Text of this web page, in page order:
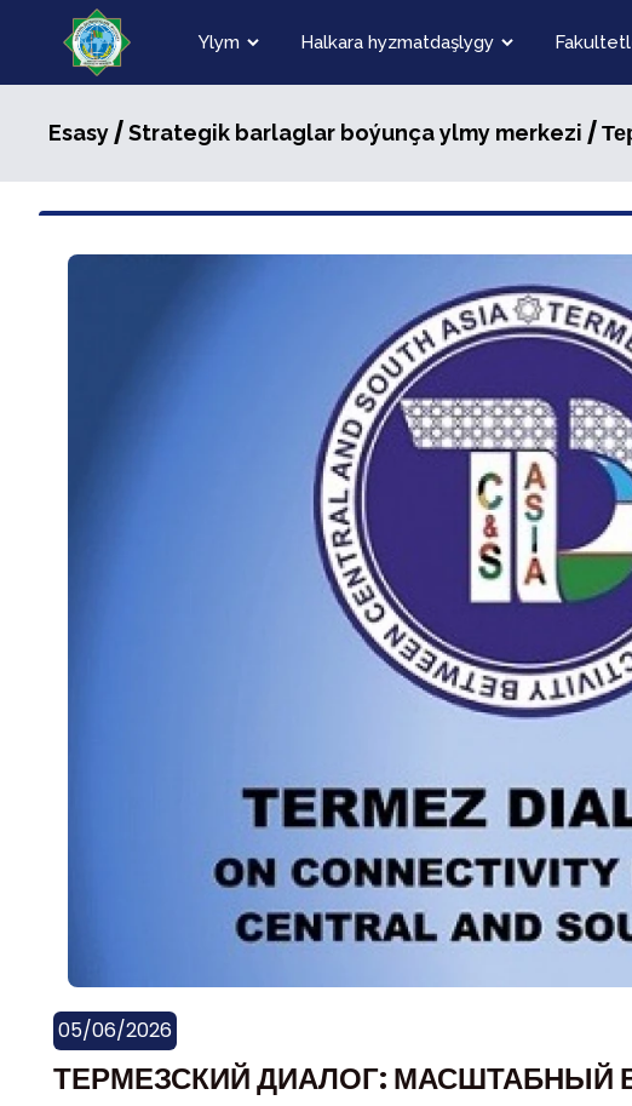
Ylym Halkara hyzmatdaşlygy
Esasy/Strategik barlaglar boýunça ylmy merkezi /
05/06/2026
ТЕРМЕЗСКИЙ ДИАЛОГ: МАСШТАБНЫЙ